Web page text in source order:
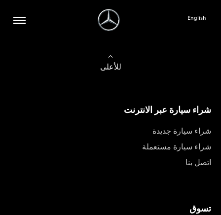
English
للأعلى
شراء سيارة عبر الانترنت
شراء سيارة جديدة
شراء سيارة مستعملة
اتصل بنا
تسوق